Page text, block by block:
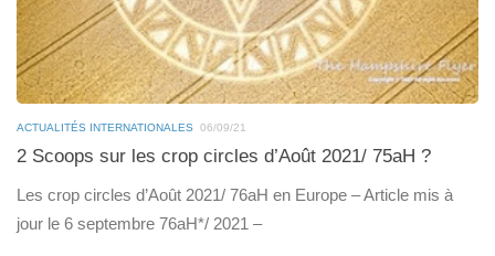
ACTUALITÉS INTERNATIONALES 06/09/21
2 Scoops sur les crop circles d’Août 2021/ 75aH ?
Les crop circles d’Août 2021/ 76aH en Europe – Article mis à
jour le 6 septembre 76aH*/ 2021 –